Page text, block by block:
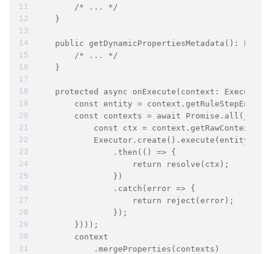
        /* ... */
    }
public getDynamicPropertiesMetadata():
        /* ... */
    }
protected async onExecute(context:
const entity =
const contexts = await
const ctx =
                .then(() => {
                    return resolve(ctx);
                })
                .catch(error => {
                    return reject(error);
                });
        })));
        context
            .mergeProperties(contexts)